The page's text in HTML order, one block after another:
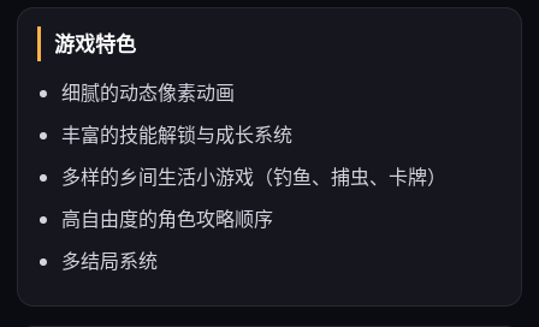
游戏特色
细腻的动态像素动画
丰富的技能解锁与成长系统
多样的乡间生活小游戏（钓鱼、捕虫、卡牌）
高自由度的角色攻略顺序
多结局系统